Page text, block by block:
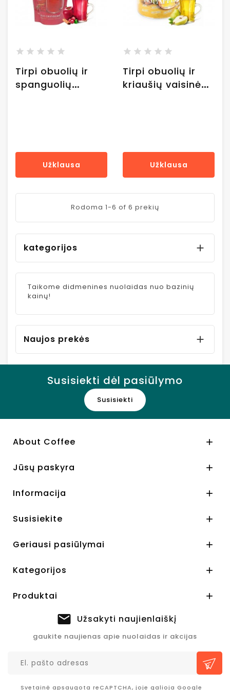
Tirpi obuolių ir
spanguolių
Užklausa
Tirpi obuolių ir
kriaušių vaisinė
Užklausa
Rodoma 1-6 of 6 prekių
kategorijos 
Taikome didmenines nuolaidas nuo bazinių
kainų!
Naujos prekės 
Susisiekti dėl pasiūlymo
Susisiekti
About Coffee 
Jūsų paskyra 
Informacija 
Susisiekite 
Geriausi pasiūlymai 
Kategorijos 
Produktai 
Užsakyti naujienlaiškį
gaukite naujienas apie nuolaidas ir akcijas
Svetainė apsaugota reCAPTCHA, joje galioja Google